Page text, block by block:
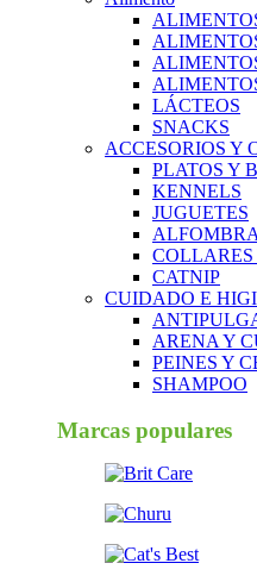
LÁCTEOS
SNACKS
ACCESORIOS Y
PLATOS Y
KENNELS
JUGUETES
ALFOMBRA
COLLARES
CATNIP
CUIDADO E
ARENA Y
PEINES Y
SHAMPOO
Marcas populares